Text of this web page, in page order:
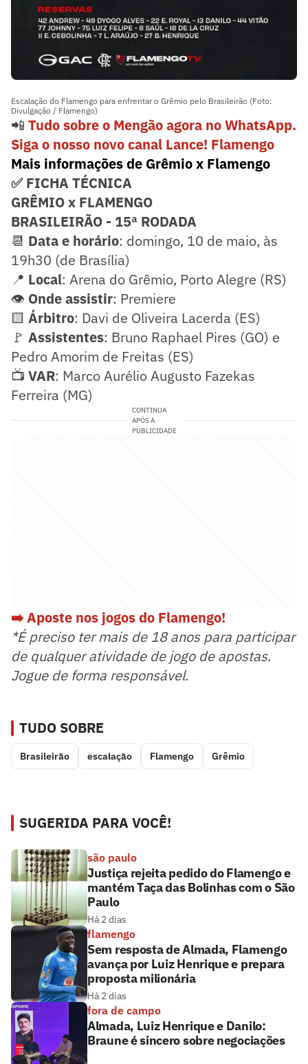
Escalação do Flamengo para enfrentar o Grêmio pelo Brasileirão (Foto:
Divulgação / Flamengo)
📲 Tudo sobre o Mengão agora no WhatsApp.
Siga o nosso novo canal Lance! Flamengo
Mais informações de Grêmio x Flamengo
✅ FICHA TÉCNICA
GRÊMIO x FLAMENGO
BRASILEIRÃO - 15ª RODADA
📆 Data e horário: domingo, 10 de maio, às
19h30 (de Brasília)
📍 Local: Arena do Grêmio, Porto Alegre (RS)
👁️ Onde assistir: Premiere
🟨 Árbitro: Davi de Oliveira Lacerda (ES)
🚩 Assistentes: Bruno Raphael Pires (GO) e
Pedro Amorim de Freitas (ES)
📺 VAR: Marco Aurélio Augusto Fazekas
Ferreira (MG)
CONTINUA
APÓS A
PUBLICIDADE
➡️ Aposte nos jogos do Flamengo!
*É preciso ter mais de 18 anos para participar
de qualquer atividade de jogo de apostas.
Jogue de forma responsável.
TUDO SOBRE
Brasileirão escalação Flamengo Grêmio
SUGERIDA PARA VOCÊ!
são paulo
Justiça rejeita pedido do Flamengo e
mantém Taça das Bolinhas com o São
Paulo
Há 2 dias
flamengo
Sem resposta de Almada, Flamengo
avança por Luiz Henrique e prepara
proposta milionária
Há 2 dias
fora de campo
Almada, Luiz Henrique e Danilo:
Braune é sincero sobre negociações